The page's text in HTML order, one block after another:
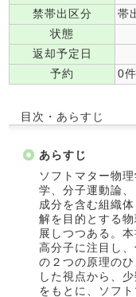
禁帯出区分
帯
状態
返却予定日
予約
0件
目次・あらすじ
あらすじ
ソフトマター物
学、分子運動論
成分を含む組織
解を目的とする
展しつつある。
高分子に注目し
の２つの原理の
した視点から、
をもとに、ソフ